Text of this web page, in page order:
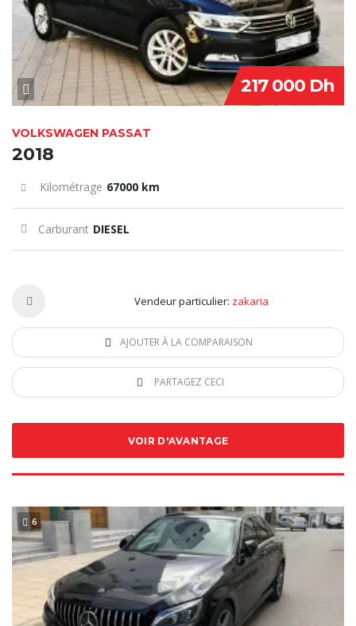
217 000 Dh
VOLKSWAGEN PASSAT
2018
Kilométrage 67000 km
Carburant DIESEL
Vendeur particulier: zakaria
AJOUTER À LA COMPARAISON
PARTAGEZ CECI
VOIR D'AVANTAGE
6 SPECIAL